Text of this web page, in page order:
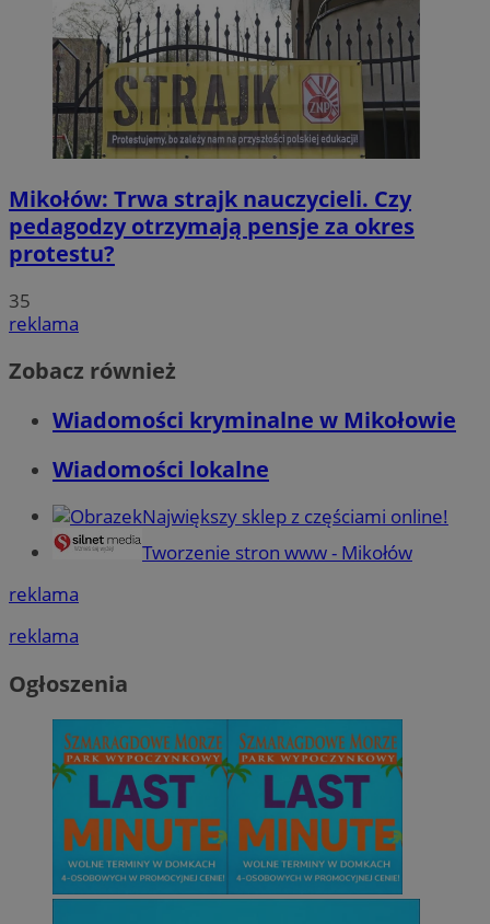
Mikołów: Trwa strajk nauczycieli. Czy
pedagodzy otrzymają pensje za okres
protestu?
35
reklama
Zobacz również
Wiadomości kryminalne w Mikołowie
Wiadomości lokalne
Największy sklep z częściami online!
Tworzenie stron www - Mikołów
reklama
reklama
Ogłoszenia